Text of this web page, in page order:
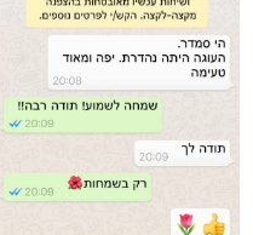
ביקורות מלקוחות לעוגה נהדרת
התקשר/י